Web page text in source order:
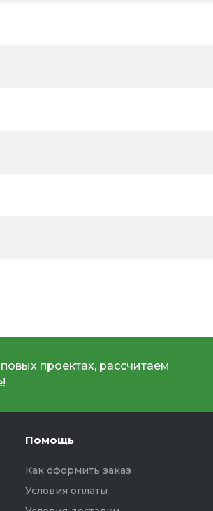
проектах, рассчитаем
Помощь
Как оформить заказ
Условия оплаты